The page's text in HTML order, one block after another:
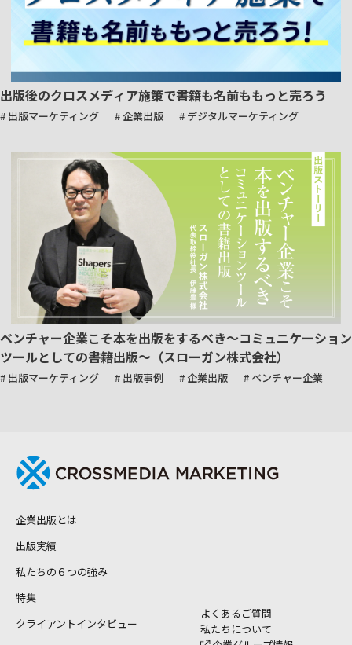
出版後のクロスメディア施策で書籍も名前ももっと売ろう
# 出版マーケティング # 企業出版 # デジタルマーケティング
ベンチャー企業こそ本を出版をするべき～コミュニケーション
ツールとしての書籍出版～（スローガン株式会社）
# 出版マーケティング # 出版事例 # 企業出版 # ベンチャー企業
企業出版とは
出版実績
私たちの６つの強み
特集
クライアントインタビュー
よくあるご質問
私たちについて